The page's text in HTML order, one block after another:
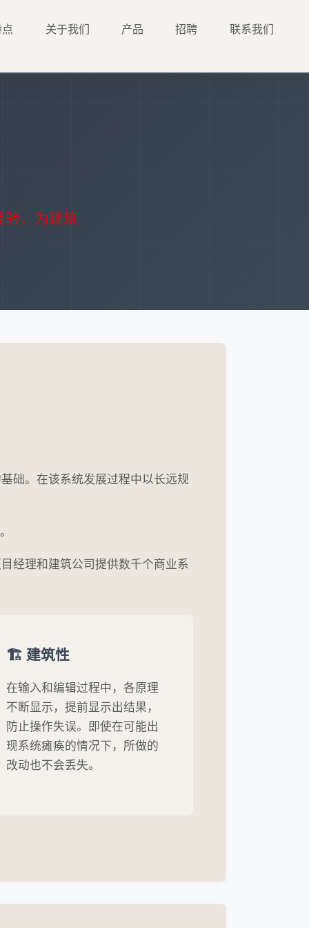
关于我们 产品 招聘 联系我们
验，为建筑
础。在该系统发展过程中以长远规
经理和建筑公司提供数千个商业系
🏗️ 建筑性
在输入和编辑过程中，各原理
不断显示，提前显示出结果，
防止操作失误。即使在可能出
现系统瘫痪的情况下，所做的
改动也不会丢失。